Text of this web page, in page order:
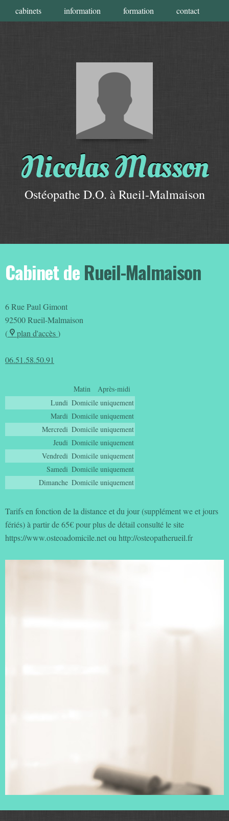
cabinets information formation contact
NicolasMasson
Ostéopathe D.O. à Rueil-Malmaison
Cabinet deRueil-Malmaison
6 Rue Paul Gimont
92500Rueil-Malmaison
(
plan d'accès)
06.51.58.50.91
Matin
Après-midi
Lundi Domicile uniquement
Mardi Domicile uniquement
Mercredi Domicile uniquement
Jeudi Domicile uniquement
Vendredi Domicile uniquement
Samedi Domicile uniquement
Dimanche Domicile uniquement
Tarifs en fonction de la distance et du jour (supplément we et jours
fériés) à partir de 65€ pour plus de détail consulté le site
https://www.osteoadomicile.net ou http://osteopatherueil.fr